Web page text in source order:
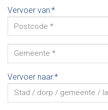
Vervoer van:*
Vervoer naar:*